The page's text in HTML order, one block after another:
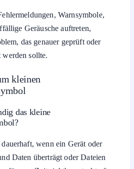
Warnsymbole,
Geräusche auftreten,
das genauer geprüft oder
sollte.
kleinen
das kleine
wenn ein Gerät oder
Daten überträgt oder Dateien